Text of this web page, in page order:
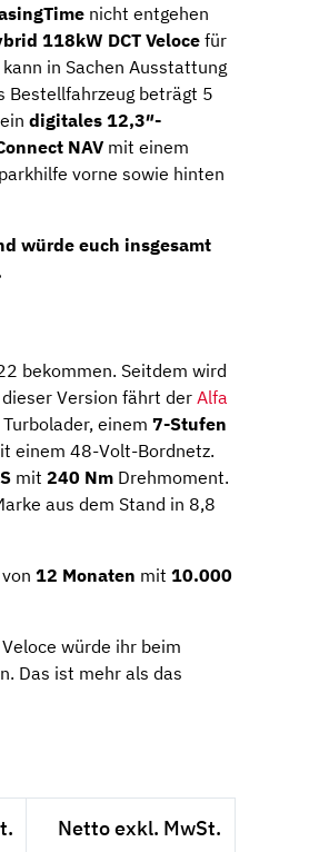
nicht entgehen
118kW DCT Velocefür
in Sachen Ausstattung
Bestellfahrzeug beträgt 5
digitales 12,3″-
NAV mit einem
vorne sowie hinten
würde euch insgesamt
bekommen. Seitdem wird
Version fährt der Alfa
einem 7-Stufen
einem 48-Volt-Bordnetz.
mit 240 Nm Drehmoment.
aus dem Stand in 8,8
12 Monaten mit 10.000
würde ihr beim
Das ist mehr als das
Netto exkl. MwSt.